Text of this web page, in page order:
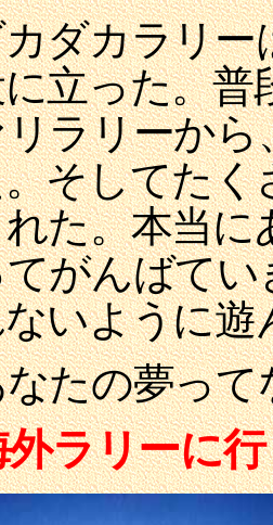
ダカラリー
立った。普
ラリーか
そしてたく
た。本当に
がんばて
いように遊
たの夢って
ラリーに